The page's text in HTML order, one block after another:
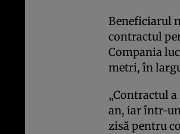
Beneficiarul
contractul
Compania
metri, în
„Contractul
an, iar într-
zisă pentru